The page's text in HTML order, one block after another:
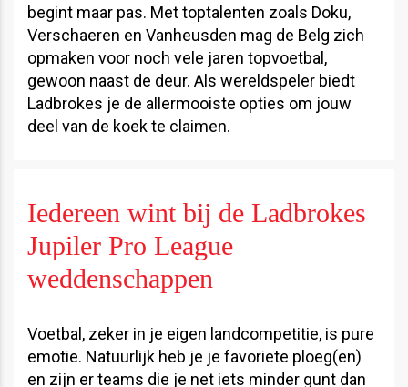
begint maar pas. Met toptalenten zoals Doku,
Verschaeren en Vanheusden mag de Belg zich
opmaken voor noch vele jaren topvoetbal,
gewoon naast de deur. Als wereldspeler biedt
Ladbrokes je de allermooiste opties om jouw
deel van de koek te claimen.
Iedereen wint bij de Ladbrokes
Jupiler Pro League
weddenschappen
Voetbal, zeker in je eigen landcompetitie, is pure
emotie. Natuurlijk heb je je favoriete ploeg(en)
en zijn er teams die je net iets minder gunt dan